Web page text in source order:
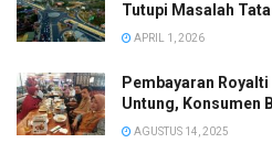
Tutupi Masalah
APRIL 1, 2026
Pembayaran
Untung, Konsumen
AGUSTUS 14, 2025